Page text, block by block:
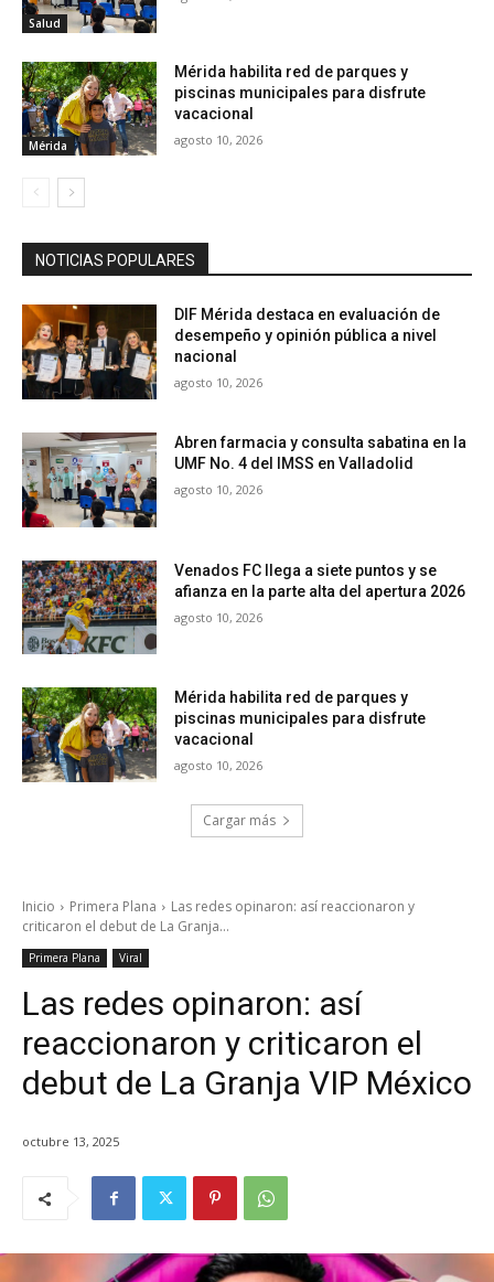
Salud
Mérida
Mérida habilita red de parques y
piscinas municipales para disfrute
vacacional
agosto 10, 2026
NOTICIAS POPULARES
DIF Mérida destaca en evaluación de
desempeño y opinión pública a nivel
nacional
agosto 10, 2026
Abren farmacia y consulta sabatina en la
UMF No. 4 del IMSS en Valladolid
agosto 10, 2026
Venados FC llega a siete puntos y se
afianza en la parte alta del apertura 2026
agosto 10, 2026
Mérida habilita red de parques y
piscinas municipales para disfrute
vacacional
agosto 10, 2026
Cargar más